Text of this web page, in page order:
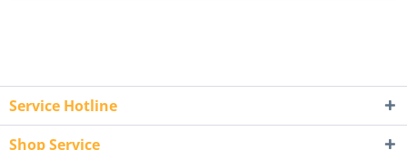
Service Hotline
Shop Service